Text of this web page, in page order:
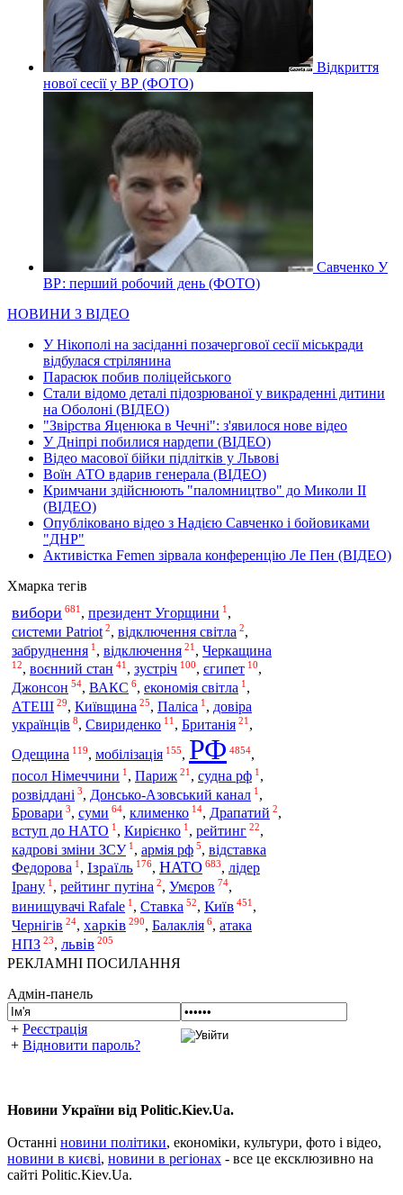
Відкриття
нової сесії у ВР (ФОТО)
Савченко У
ВР: перший робочий день (ФОТО)
НОВИНИ З ВІДЕО
У Нікополі на засіданні позачергової сесії міськради
відбулася стрілянина
Парасюк побив поліцейського
Стали відомо деталі підозрюваної у викраденні дитини
на Оболоні (ВІДЕО)
"Звірства Яценюка в Чечні": з'явилося нове відео
У Дніпрі побилися нардепи (ВІДЕО)
Відео масової бійки підлітків у Львові
Воїн АТО вдарив генерала (ВІДЕО)
Кримчани здійснюють "паломництво" до Миколи ІІ
(ВІДЕО)
Опубліковано відео з Надією Савченко і бойовиками
"ДНР"
Активістка Femen зірвала конференцію Ле Пен (ВІДЕО)
Хмарка тегів
вибори 681 , президент Угорщини 1 ,
системи Patriot 2, відключення світла 2,
забруднення 1 , відключення 21 , Черкащина
12, воєнний стан 41 , зустріч 100, єгипет 10,
Джонсон 54, ВАКС 6, економія світла 1 ,
АТЕШ 29, Київщина 25, Паліса 1 , довіра
українців 8, Свириденко 11 , Британія 21 ,
Одещина 119, мобілізація 155, РФ 4854,
посол Німеччини 1 , Париж 21 , судна рф 1 ,
розвіддані 3, Донсько-Азовський канал 1 ,
Бровари 3, суми 64, клименко 14, Драпатий 2,
вступ до НАТО 1 , Кирієнко 1 , рейтинг 22,
кадрові зміни ЗСУ 1 , армія рф 5, відставка
Федорова 1 , Ізраїль 176, НАТО 683, лідер
Ірану 1 , рейтинг путіна 2, Умєров 74,
винищувачі Rafale 1 , Ставка 52, Київ 451 ,
Чернігів 24, харків 290, Балаклія 6, атака
НПЗ 23, львів 205
РЕКЛАМНІ ПОСИЛАННЯ
Адмін-панель
+ Реєстрація
+ Відновити пароль?
Новини України від Politic.Kiev.Ua.
Останні новини політики, економіки, культури, фото і відео,
новини в києві, новини в регіонах - все це ексклюзивно на
сайті Politic.Kiev.Ua.